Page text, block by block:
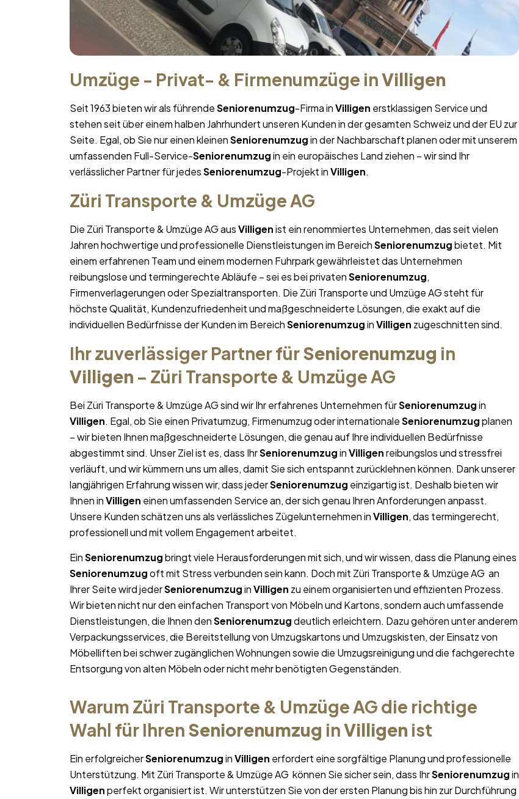
Umzüge - Privat- & Firmenumzüge inVilligen
Seit 1963 bieten wir als führendeSeniorenumzug-Firma inVilligen erstklassigen Service und
stehen seit über einem halben Jahrhundert unseren Kunden in der gesamten Schweiz und der EU zur
Seite. Egal, ob Sie nur einen kleinenSeniorenumzugin der Nachbarschaft planen oder mit unserem
umfassenden Full-Service-Seniorenumzugin ein europäisches Land ziehen – wir sind Ihr
verlässlicher Partner für jedesSeniorenumzug-Projekt inVilligen.
Züri Transporte & Umzüge AG
Die Züri Transporte & Umzüge AG ausVilligenist ein renommiertes Unternehmen, das seit vielen
Jahren hochwertige und professionelle Dienstleistungen im BereichSeniorenumzugbietet. Mit
einem erfahrenen Team und einem modernen Fuhrpark gewährleistet das Unternehmen
reibungslose und termingerechte Abläufe – sei es bei privatenSeniorenumzug,
Firmenverlagerungen oder Spezialtransporten. Die Züri Transporte und Umzüge AG steht für
höchste Qualität, Kundenzufriedenheit und maßgeschneiderte Lösungen, die exakt auf die
individuellen Bedürfnisse der Kunden im BereichSeniorenumzuginVilligen zugeschnitten sind.
Ihr zuverlässiger Partner fürSeniorenumzug in
Villigen – Züri Transporte & Umzüge AG
Bei Züri Transporte & Umzüge AG sind wir Ihr erfahrenes Unternehmen fürSeniorenumzugin
Villigen. Egal, ob Sie einen Privatumzug, Firmenumzug oder internationaleSeniorenumzugplanen
– wir bieten Ihnen maßgeschneiderte Lösungen, die genau auf Ihre individuellen Bedürfnisse
abgestimmt sind. Unser Ziel ist es, dass IhrSeniorenumzuginVilligenreibungslos und stressfrei
verläuft, und wir kümmern uns um alles, damit Sie sich entspannt zurücklehnen können. Dank unserer
langjährigen Erfahrung wissen wir, dass jederSeniorenumzug einzigartig ist. Deshalb bieten wir
Ihnen inVilligen einen umfassenden Service an, der sich genau Ihren Anforderungen anpasst.
Unsere Kunden schätzen uns als verlässliches Zügelunternehmen inVilligen, das termingerecht,
professionell und mit vollem Engagement arbeitet.
EinSeniorenumzugbringt viele Herausforderungen mit sich, und wir wissen, dass die Planung eines
Seniorenumzugoft mit Stress verbunden sein kann. Doch mit Züri Transporte & Umzüge AG an
Ihrer Seite wird jederSeniorenumzuginVilligen zu einem organisierten und effizienten Prozess.
Wir bieten nicht nur den einfachen Transport von Möbeln und Kartons, sondern auch umfassende
Dienstleistungen, die Ihnen denSeniorenumzugdeutlich erleichtern. Dazu gehören unter anderem
Verpackungsservices, die Bereitstellung von Umzugskartons und Umzugskisten, der Einsatz von
Möbelliften bei schwer zugänglichen Wohnungen sowie die Umzugsreinigung und die fachgerechte
Entsorgung von alten Möbeln oder nicht mehr benötigten Gegenständen.
Warum Züri Transporte & Umzüge AG die richtige
Wahl für Ihren Seniorenumzug inVilligen ist
Ein erfolgreicherSeniorenumzuginVilligen erfordert eine sorgfältige Planung und professionelle
Unterstützung. Mit Züri Transporte & Umzüge AG können Sie sicher sein, dass IhrSeniorenumzugin
Villigenperfekt organisiert ist. Wir unterstützen Sie von der ersten Planung bis hin zur Durchführung